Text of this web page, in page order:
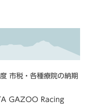
市税・各種療院の納期
GAZOO Racing